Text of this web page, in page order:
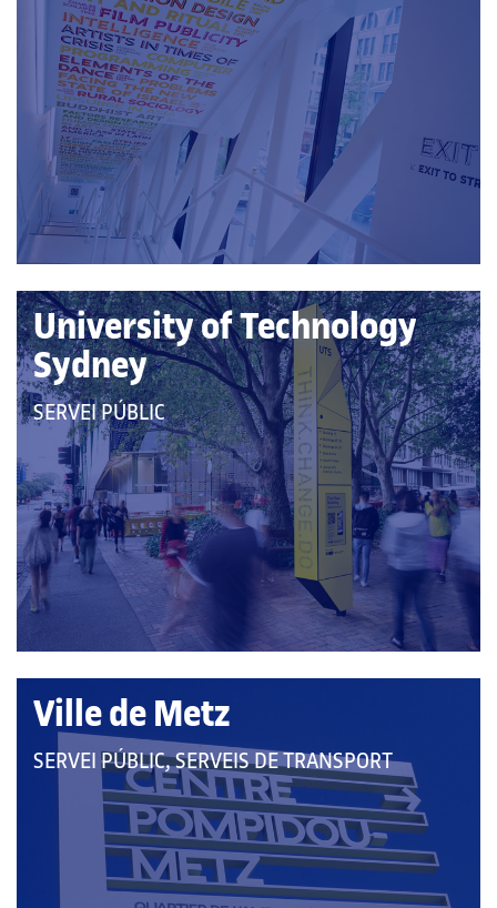
PERTANY
LES
CATEGORIES:
University of Technology
Sydney
QUE
PERTANY
A
LES
CATEGORIES:
SERVEI PÚBLIC
Ville de Metz
QUE
PERTANY
CATEGORIES:
SERVEI PÚBLIC, SERVEIS DE TRANSPORT